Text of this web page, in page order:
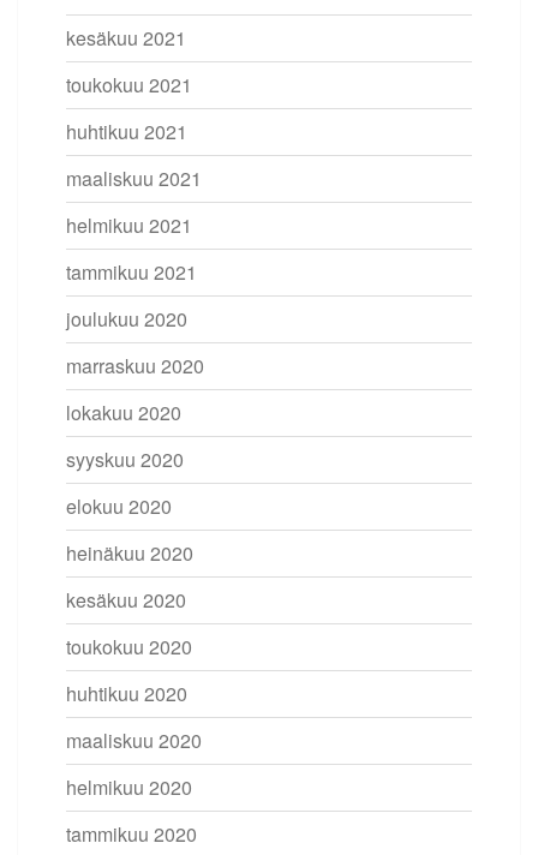
kesäkuu 2021
toukokuu 2021
huhtikuu 2021
maaliskuu 2021
helmikuu 2021
tammikuu 2021
joulukuu 2020
marraskuu 2020
lokakuu 2020
syyskuu 2020
elokuu 2020
heinäkuu 2020
kesäkuu 2020
toukokuu 2020
huhtikuu 2020
maaliskuu 2020
helmikuu 2020
tammikuu 2020